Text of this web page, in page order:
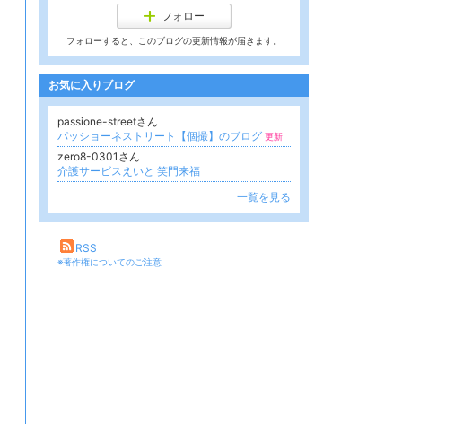
フォロー
フォローすると、このブログの更新情報が届きます。
お気に入りブログ
passione-streetさん
パッショーネストリート【個撮】のブログ 更新
zero8-0301さん
介護サービスえいと 笑門来福
一覧を見る
RSS
※著作権についてのご注意